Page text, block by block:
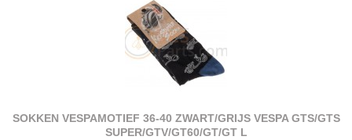
SOKKEN VESPAMOTIEF 36-40 ZWART/GRIJS VESPA GTS/GTS
SUPER/GTV/GT60/GT/GT L